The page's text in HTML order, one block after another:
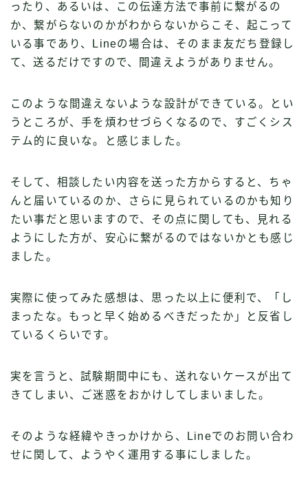
ったり、あるいは、この伝達方法で事前に繋がるの
か、繋がらないのかがわからないからこそ、起こって
いる事であり、Lineの場合は、そのまま友だち登録し
て、送るだけですので、間違えようがありません。
このような間違えないような設計ができている。とい
うところが、手を煩わせづらくなるので、すごくシス
テム的に良いな。と感じました。
そして、相談したい内容を送った方からすると、ちゃ
んと届いているのか、さらに見られているのかも知り
たい事だと思いますので、その点に関しても、見れる
ようにした方が、安心に繋がるのではないかとも感じ
ました。
実際に使ってみた感想は、思った以上に便利で、「し
まったな。もっと早く始めるべきだったか」と反省し
ているくらいです。
実を言うと、試験期間中にも、送れないケースが出て
きてしまい、ご迷惑をおかけしてしまいました。
そのような経緯やきっかけから、Lineでのお問い合わ
せに関して、ようやく運用する事にしました。